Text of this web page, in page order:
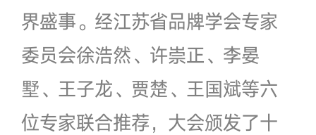
界盛事。经江苏省品牌学会专家
委员会徐浩然、许崇正、李晏
墅、王子龙、贾楚、王国斌等六
位专家联合推荐，大会颁发了十